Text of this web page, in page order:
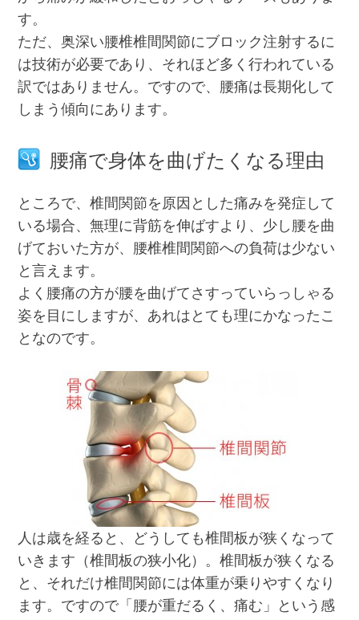
す。
ただ、奥深い腰椎椎間関節にブロック注射するに
は技術が必要であり、それほど多く行われている
訳ではありません。ですので、腰痛は長期化して
しまう傾向にあります。
腰痛で身体を曲げたくなる理由
ところで、椎間関節を原因とした痛みを発症して
いる場合、無理に背筋を伸ばすより、少し腰を曲
げておいた方が、腰椎椎間関節への負荷は少ない
と言えます。
よく腰痛の方が腰を曲げてさすっていらっしゃる
姿を目にしますが、あれはとても理にかなったこ
となのです。
人は歳を経ると、どうしても椎間板が狭くなって
いきます（椎間板の狭小化）。椎間板が狭くなる
と、それだけ椎間関節には体重が乗りやすくなり
ます。ですので「腰が重だるく、痛む」という感